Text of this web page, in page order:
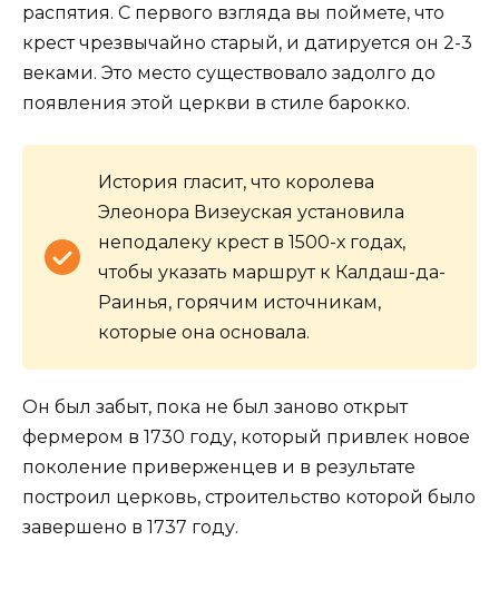
распятия. С первого взгляда вы поймете, что
крест чрезвычайно старый, и датируется он 2-3
веками. Это место существовало задолго до
появления этой церкви в стиле барокко.
История гласит, что королева
Элеонора Визеуская установила
неподалеку крест в 1500-х годах,
чтобы указать маршрут к Калдаш-да-
Раинья, горячим источникам,
которые она основала.
Он был забыт, пока не был заново открыт
фермером в 1730 году, который привлек новое
поколение приверженцев и в результате
построил церковь, строительство которой было
завершено в 1737 году.